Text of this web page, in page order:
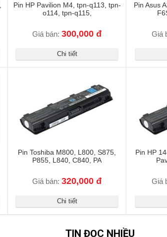
Pin HP Pavilion M4, tpn-q113, tpn-
o114, tpn-q115,
Giá bán: 300,000 đ
Chi tiết
Pin Asus
Giá
Pin Toshiba M800, L800, S875,
P855, L840, C840, PA
Giá bán: 320,000 đ
Chi tiết
Pin HP
Giá
TIN ĐỌC NHIỀU